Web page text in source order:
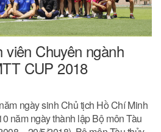
viên Chuyên ngành
CUP 2018
ngày sinh Chủ tịch Hồ Chí Minh
năm ngày thành lập Bộ môn Tàu